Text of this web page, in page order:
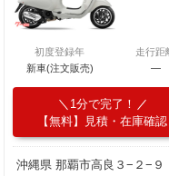
初度登録年
新車(注文販売)
走行距
―
1分で完了！
【無料】見積・在庫確認
沖縄県 那覇市高良３−２−９